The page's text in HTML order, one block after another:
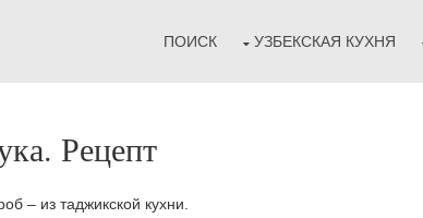
ПОИСК УЗБЕКСКАЯ КУХНЯ
Рецепт
– из таджикской кухни.